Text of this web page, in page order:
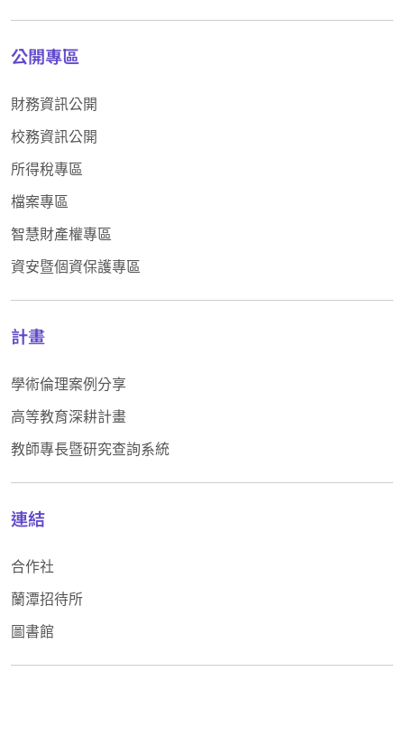
公開專區
財務資訊公開
校務資訊公開
所得稅專區
檔案專區
智慧財產權專區
資安暨個資保護專區
計畫
學術倫理案例分享
高等教育深耕計畫
教師專長暨研究查詢系統
連結
合作社
蘭潭招待所
圖書館